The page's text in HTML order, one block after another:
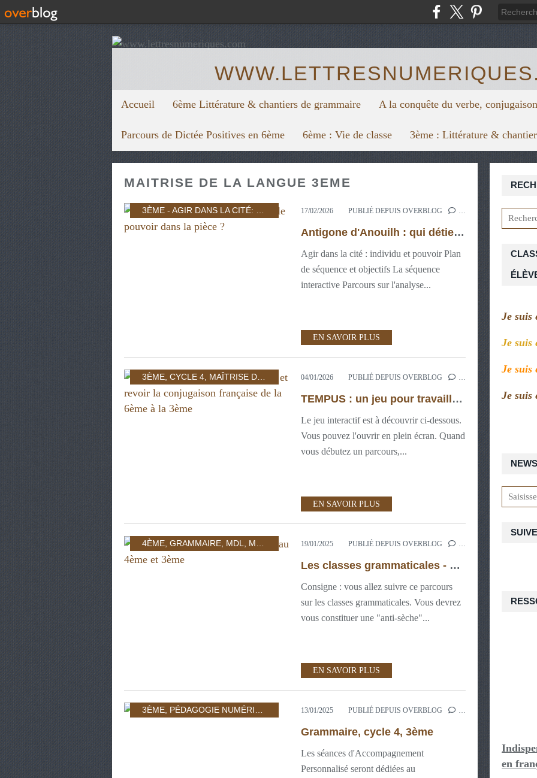
Accueil 6ème Littérature & chantiers de grammaire A la conquête du verbe,
Parcours de Dictée Positives en 6ème 6ème : Vie de classe 3ème : Littérature &
MAITRISE DE LA LANGUE 3EME
3ÈME - AGIR DANS LA CITÉ: INDIVIDU ET POUVOIR ,CYCLE 4,LIRE,MAÎTRISE DE LA LANGUE
17/02/2026 PUBLIÉ DEPUIS OVERBLOG …
Antigone d'Anouilh : qui détient le pouvoir dans la pièce ?
Agir dans la cité : individu et pouvoir Plan
de séquence et objectifs La séquence
interactive Parcours sur l'analyse...
EN SAVOIR PLUS
3ÈME, CYCLE 4, MAÎTRISE DE LA LANGUE 3ÈME 04/01/2026 PUBLIÉ DEPUIS OVERBLOG …
TEMPUS : un jeu pour travailler et revoir la conjugaison française de la 6ème à la 3ème
Le jeu interactif est à découvrir ci-dessous.
Vous pouvez l'ouvrir en plein écran. Quand
vous débutez un parcours,...
EN SAVOIR PLUS
4ÈME, GRAMMAIRE, MDL, MAÎTRISE DE LA LANGUE 3ÈME ,MAÎTRISE DE LA LANGUE 4ÈME
19/01/2025 PUBLIÉ DEPUIS OVERBLOG …
Les classes grammaticales - Niveau 4ème et 3ème
Consigne : vous allez suivre ce parcours
sur les classes grammaticales. Vous devrez
vous constituer une "anti-sèche"...
EN SAVOIR PLUS
3ÈME, PÉDAGOGIE NUMÉRIQUE 3ÈME : PROJETS NUMÉRIQUES,3ÈME: MDL,PROGRAMME DE
13/01/2025 PUBLIÉ DEPUIS OVERBLOG …
Grammaire, cycle 4, 3ème
Les séances d'Accompagnement
Personnalisé seront dédiées au
Je suis
Je suis
Je suis
Je suis
en
https://